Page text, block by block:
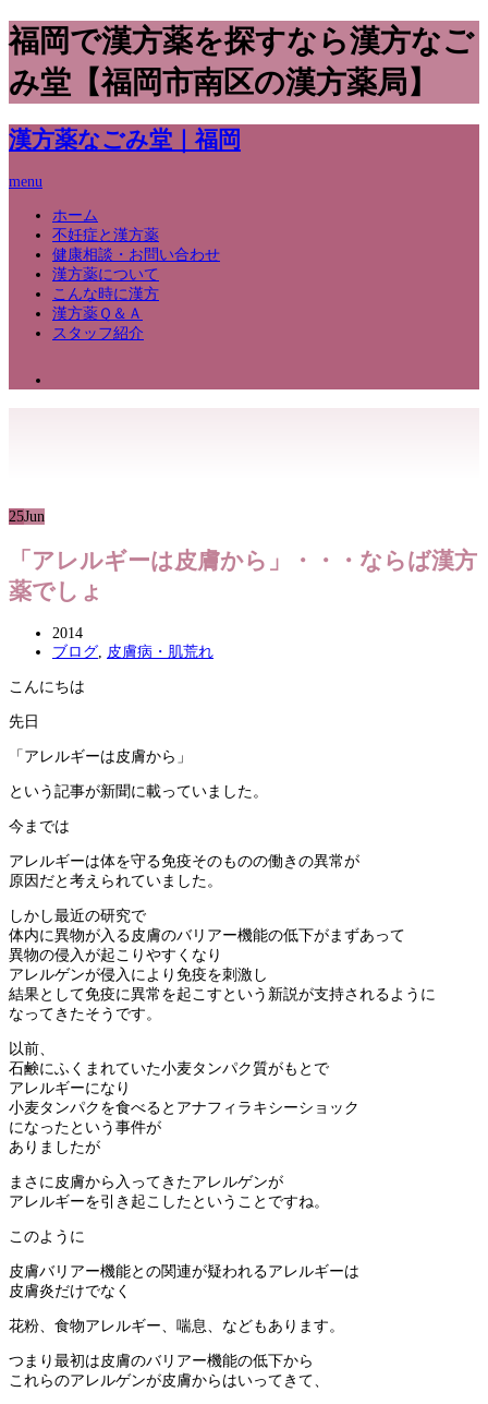
福岡で漢方薬を探すなら漢方なご
み堂【福岡市南区の漢方薬局】
漢方薬なごみ堂｜福岡
menu
ホーム
不妊症と漢方薬
健康相談・お問い合わせ
漢方薬について
こんな時に漢方
漢方薬Ｑ＆Ａ
スタッフ紹介
25Jun
「アレルギーは皮膚から」・・・ならば漢方
薬でしょ
2014
ブログ, 皮膚病・肌荒れ
こんにちは
先日
「アレルギーは皮膚から」
という記事が新聞に載っていました。
今までは
アレルギーは体を守る免疫そのものの働きの異常が
原因だと考えられていました。
しかし最近の研究で
体内に異物が入る皮膚のバリアー機能の低下がまずあって
異物の侵入が起こりやすくなり
アレルゲンが侵入により免疫を刺激し
結果として免疫に異常を起こすという新説が支持されるように
なってきたそうです。
以前、
石鹸にふくまれていた小麦タンパク質がもとで
アレルギーになり
小麦タンパクを食べるとアナフィラキシーショック
になったという事件が
ありましたが
まさに皮膚から入ってきたアレルゲンが
アレルギーを引き起こしたということですね。
このように
皮膚バリアー機能との関連が疑われるアレルギーは
皮膚炎だけでなく
花粉、食物アレルギー、喘息、などもあります。
つまり最初は皮膚のバリアー機能の低下から
これらのアレルゲンが皮膚からはいってきて、